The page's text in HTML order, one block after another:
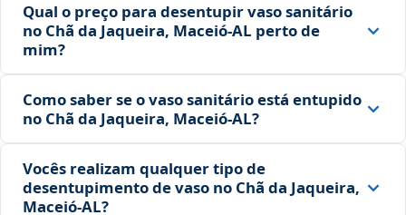
Qual o preço para desentupir vaso sanitário
no Chã da Jaqueira, Maceió‑AL perto de
mim?
Como saber se o vaso sanitário está entupido
no Chã da Jaqueira, Maceió‑AL?
Vocês realizam qualquer tipo de
desentupimento de vaso no Chã da Jaqueira,
Maceió‑AL?